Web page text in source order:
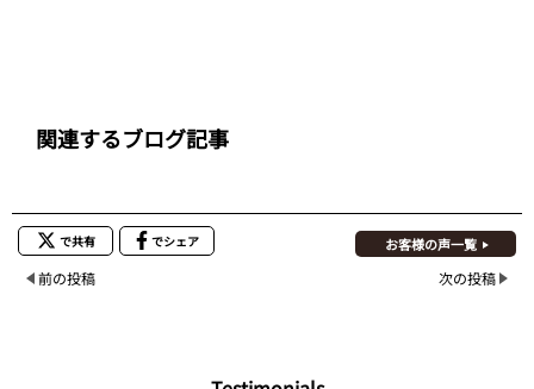
関連するブログ記事
で共有 でシェア お客様の声一覧
前の投稿 次の投稿